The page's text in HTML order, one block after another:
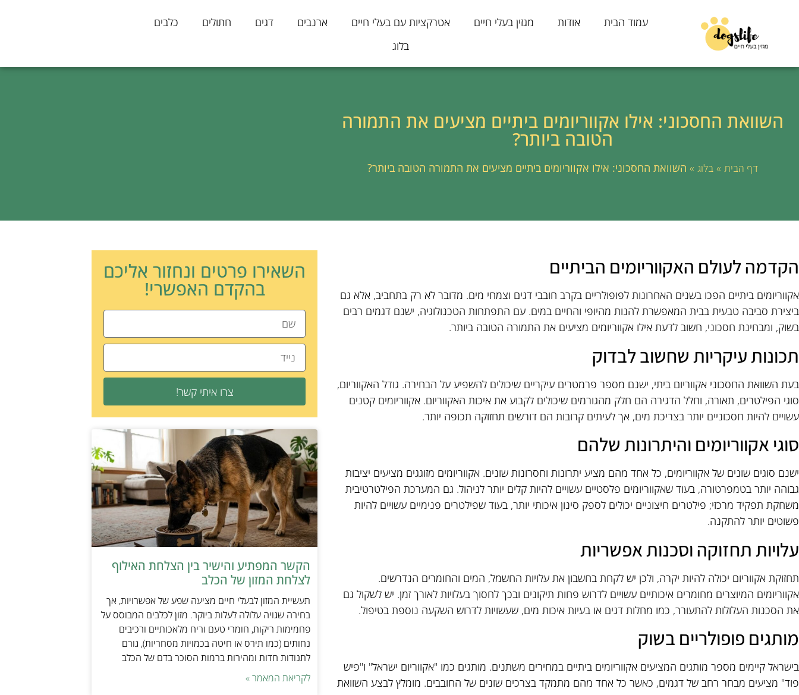
עמוד הבית אודות מגזין בעלי חיים אטרקציות עם בעלי חיים ארנבים דגים חתולים
כלבים
בלוג
השוואת החסכוני: אילו אקווריומים ביתיים מציעים את התמורה
הטובה ביותר?
דף הבית »בלוג » השוואת החסכוני: אילו אקווריומים ביתיים מציעים את התמורה הטובה ביותר?
הקדמה לעולם האקווריומים הביתיים
אקווריומים ביתיים הפכו בשנים האחרונות לפופולריים בקרב חובבי דגים וצמחי מים. מדובר לא רק בתחביב, אלא גם
ביצירת סביבה טבעית בבית המאפשרת להנות מהיופי והחיים במים. עם התפתחות הטכנולוגיה, ישנם דגמים רבים
בשוק, ומבחינת חסכוני, חשוב לדעת אילו אקווריומים מציעים את התמורה הטובה ביותר.
תכונות עיקריות שחשוב לבדוק
בעת השוואת החסכוני אקווריום ביתי, ישנם מספר פרמטרים עיקריים שיכולים להשפיע על הבחירה. גודל האקווריום,
סוגי הפילטרים, תאורה, וחלל הדגירה הם חלק מהגורמים שיכולים לקבוע את איכות האקווריום. אקווריומים קטנים
עשויים להיות חסכוניים יותר בצריכת מים, אך לעיתים קרובות הם דורשים תחזוקה תכופה יותר.
סוגי אקווריומים והיתרונות שלהם
ישנם סוגים שונים של אקווריומים, כל אחד מהם מציע יתרונות וחסרונות שונים. אקווריומים מזוגגים מציעים יציבות
גבוהה יותר בטמפרטורה, בעוד שאקווריומים פלסטיים עשויים להיות קלים יותר לניהול. גם המערכת הפילטרטיבית
משחקת תפקיד מרכזי; פילטרים חיצוניים יכולים לספק סינון איכותי יותר, בעוד שפילטרים פנימיים עשויים להיות
פשוטים יותר להתקנה.
עלויות תחזוקה וסכנות אפשריות
תחזוקת אקווריום יכולה להיות יקרה, ולכן יש לקחת בחשבון את עלויות החשמל, המים והחומרים הנדרשים.
אקווריומים המיוצרים מחומרים איכותיים עשויים לדרוש פחות תיקונים ובכך לחסוך בעלויות לאורך זמן. יש לשקול גם
את הסכנות העלולות להתעורר, כמו מחלות דגים או בעיות איכות מים, שעשויות לדרוש השקעה נוספת בטיפול.
מותגים פופולריים בשוק
בישראל קיימים מספר מותגים המציעים אקווריומים ביתיים במחירים משתנים. מותגים כמו "אקווריום ישראל" ו"פיש
פוד" מציעים מבחר רחב של דגמים, כאשר כל אחד מהם מתמקד בצרכים שונים של החובבים. מומלץ לבצע השוואת
השאירו פרטים ונחזור אליכם
בהקדם האפשרי!
צרו איתי קשר!
הקשר המפתיע והישיר בין הצלחת האילוף
לצלחת המזון של הכלב
תעשיית המזון לבעלי חיים מציעה שפע של אפשרויות, אך
בחירה שגויה עלולה לעלות ביוקר. מזון לכלבים המבוסס על
פחמימות ריקות, חומרי טעם וריח מלאכותיים ורכיבים
נחותים (כמו תירס או חיטה בכמויות מסחריות), גורם
לתנודות חדות ומהירות ברמות הסוכר בדם של הכלב
לקריאת המאמר »